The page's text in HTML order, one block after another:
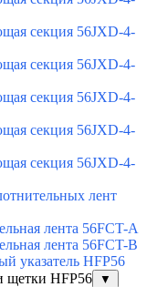
секция 56JXD-4-
секция 56JXD-4-
секция 56JXD-4-
секция 56JXD-4-
секция 56JXD-4-
лент
лента 56FCT-A
лента 56FCT-B
указатель HFP56
щетки HFP56
▼